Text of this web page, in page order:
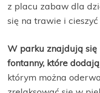
z placu zabaw dla
się na trawie i
W parku znajdują się
fontanny, które
którym można